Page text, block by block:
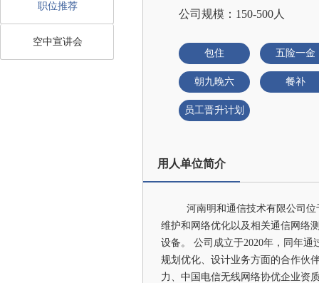
职位推荐
空中宣讲会
公司规模：150-500人
包住 五险一金
朝九晚六 餐补
员工晋升计划
用人单位简介
河南明和通信技术有限公司
维护和网络优化以及相关通信网络
设备。 公司成立于2020年，同年
规划优化、设计业务方面的合作伙
力、中国电信无线网络协优企业资